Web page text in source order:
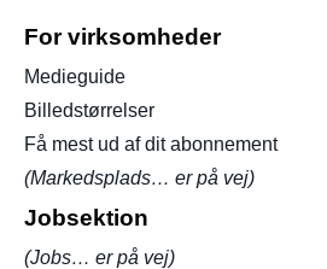
For virksomheder
Medieguide
Billedstørrelser
Få mest ud af dit abonnement
(Markedsplads… er på vej)
Jobsektion
(Jobs… er på vej)